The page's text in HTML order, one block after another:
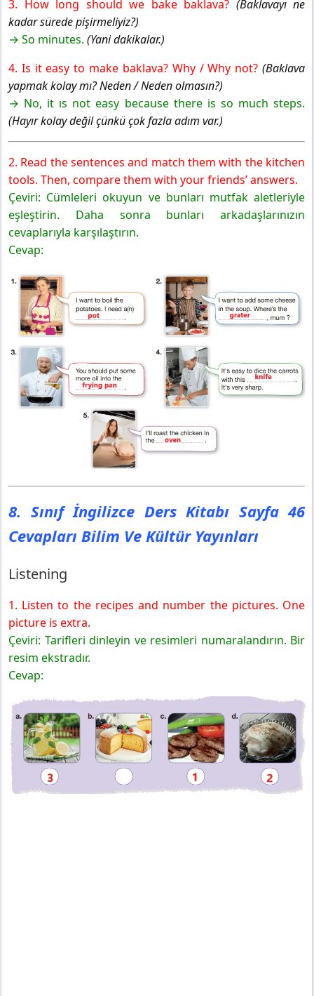
3. How long should we bake baklava? (Baklavayı ne
kadar sürede pişirmeliyiz?)
→ So minutes. (Yani dakikalar.)
4. Is it easy to make baklava? Why / Why not? (Baklava
yapmak kolay mı? Neden / Neden olmasın?)
→ No, it ıs not easy because there is so much steps.
(Hayır kolay değil çünkü çok fazla adım var.)
2. Read the sentences and match them with the kitchen
tools. Then, compare them with your friends’ answers.
Çeviri: Cümleleri okuyun ve bunları mutfak aletleriyle
eşleştirin. Daha sonra bunları arkadaşlarınızın
cevaplarıyla karşılaştırın.
Cevap:
8. Sınıf İngilizce Ders Kitabı Sayfa 46
Cevapları Bilim Ve Kültür Yayınları
Listening
1. Listen to the recipes and number the pictures. One
picture is extra.
Çeviri: Tarifleri dinleyin ve resimleri numaralandırın. Bir
resim ekstradır.
Cevap: